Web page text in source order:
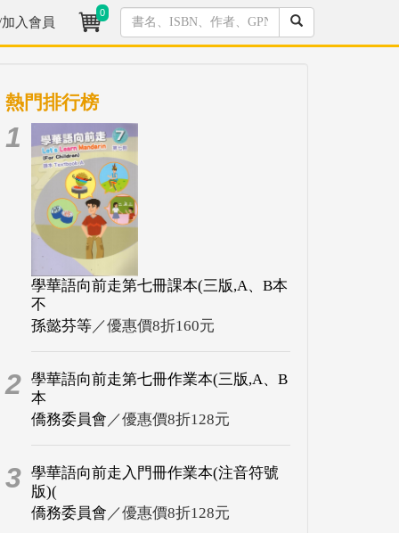
入會員
0
熱門排行榜
1
學華語向前走第七冊課本(三版,A、B本
不
孫懿芬等／優惠價8折160元
2 學華語向前走第七冊作業本(三版,A、B
本
僑務委員會 ／優惠價8折128元
3 學華語向前走入門冊作業本(注音符號
版)(
僑務委員會 ／優惠價8折128元